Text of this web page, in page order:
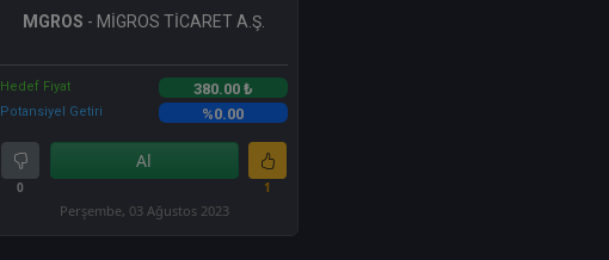
MGROS - MİGROS TİCARET A.Ş.
Hedef Fiyat 380.00 ₺
Potansiyel Getiri %0.00
0
Al
1
Perşembe, 03 Ağustos 2023